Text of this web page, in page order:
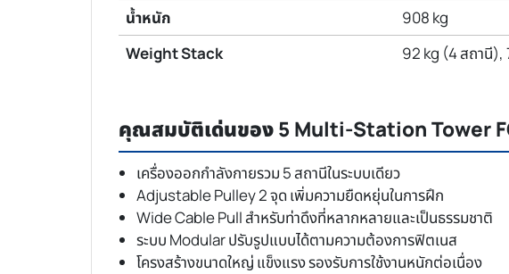
น้ำหนัก
908 kg
Weight Stack
92 kg (4 สถานี),
คุณสมบัติเด่นของ 5 Multi-Station Tower
เครื่องออกกำลังกายรวม 5 สถานีในระบบเดียว
Adjustable Pulley 2 จุด เพิ่มความยืดหยุ่นในการฝึก
Wide Cable Pull สำหรับท่าดึงที่หลากหลายและเป็นธรรมชาติ
ระบบ Modular ปรับรูปแบบได้ตามความต้องการฟิตเนส
โครงสร้างขนาดใหญ่ แข็งแรง รองรับการใช้งานหนักต่อเนื่อง